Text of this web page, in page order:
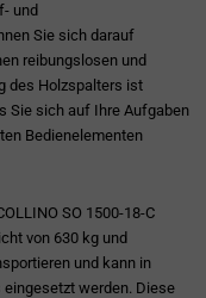
und
Sie sich darauf
reibungslosen und
des Holzspalters ist
Sie sich auf Ihre Aufgaben
Bedienelementen
SO 1500-18-C
von 630 kg und
und kann in
werden. Diese